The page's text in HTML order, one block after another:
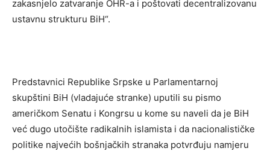
zakasnjelo zatvaranje OHR-a i poštovati decentralizovanu
ustavnu strukturu BiH“.
Predstavnici Republike Srpske u Parlamentarnoj
skupštini BiH (vladajuće stranke) uputili su pismo
američkom Senatu i Kongrsu u kome su naveli da je BiH
već dugo utočište radikalnih islamista i da nacionalističke
politike najvećih bošnjačkih stranaka potvrđuju namjeru